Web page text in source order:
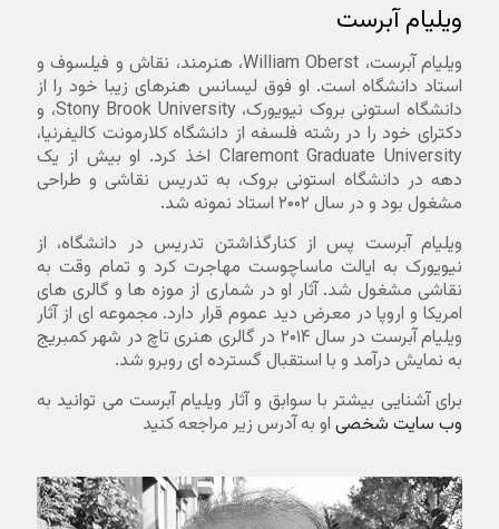
ویلیام آبرست
ویلیام آبرست، William Oberst، هنرمند، نقاش و فیلسوف و
استاد دانشگاه است. او فوق لیسانس هنرهای زیبا خود را از
دانشگاه استونی بروک نیویورک، Stony Brook University، و
دکترای خود را در رشته فلسفه از دانشگاه کلارمونت کالیفرنیا،
Claremont Graduate University اخذ کرد. او بیش از یک
دهه در دانشگاه استونی بروک، به تدریس نقاشی و طراحی
مشغول بود و در سال ۲۰۰۲ استاد نمونه شد.
ویلیام آبرست پس از کنارگذاشتن تدریس در دانشگاه، از
نیویورک به ایالت ماساچوست مهاجرت کرد و تمام وقت به
نقاشی مشغول شد. آثار او در شماری از موزه ها و گالری های
امریکا و اروپا در معرض دید عموم قرار دارد. مجموعه ای از آثار
ویلیام آبرست در سال ۲۰۱۴ در گالری هنری تاچ در شهر کمبریج
به نمایش درآمد و با استقبال گسترده ای روبرو شد.
برای آشنایی بیشتر با سوابق و آثار ویلیام آبرست می توانید به
وب سایت شخصی او به آدرس زیر مراجعه کنید